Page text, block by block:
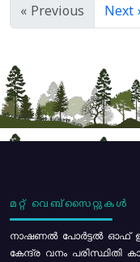
« Previous Next
മറ്റ് വെബ്സൈറ്റുകൾ
നാഷണൽ പോർട്ടൽ ഓഫ്
കേന്ദ്ര വനം പരിസ്ഥിതി